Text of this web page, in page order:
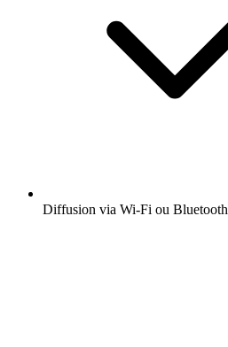
Diffusion via Wi-Fi ou Bluetooth